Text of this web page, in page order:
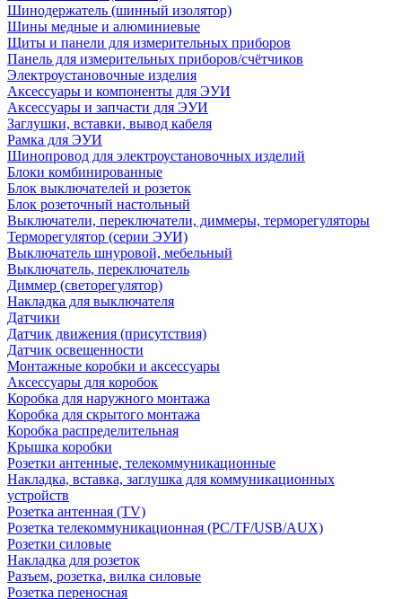
Шинодержатель (шинный изолятор)
Шины медные и алюминиевые
Щиты и панели для измерительных приборов
Панель для измерительных приборов/счётчиков
Электроустановочные изделия
Аксессуары и компоненты для ЭУИ
Аксессуары и запчасти для ЭУИ
Заглушки, вставки, вывод кабеля
Рамка для ЭУИ
Шинопровод для электроустановочных изделий
Блоки комбинированные
Блок выключателей и розеток
Блок розеточный настольный
Выключатели, переключатели, диммеры, терморегуляторы
Терморегулятор (серии ЭУИ)
Выключатель шнуровой, мебельный
Выключатель, переключатель
Диммер (светорегулятор)
Накладка для выключателя
Датчики
Датчик движения (присутствия)
Датчик освещенности
Монтажные коробки и аксессуары
Аксессуары для коробок
Коробка для наружного монтажа
Коробка для скрытого монтажа
Коробка распределительная
Крышка коробки
Розетки антенные, телекоммуникационные
Накладка, вставка, заглушка для коммуникационных
устройств
Розетка антенная (TV)
Розетка телекоммуникационная (PC/TF/USB/AUX)
Розетки силовые
Накладка для розеток
Разъем, розетка, вилка силовые
Розетка переносная